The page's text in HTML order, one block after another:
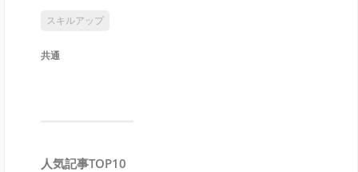
スキルアップ
共通
人気記事TOP10